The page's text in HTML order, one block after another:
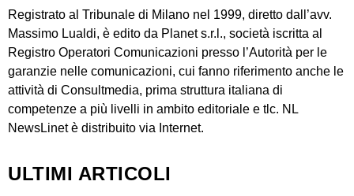
Registrato al Tribunale di Milano nel 1999, diretto dall’avv.
Massimo Lualdi, è edito da Planet s.r.l., società iscritta al
Registro Operatori Comunicazioni presso l’Autorità per le
garanzie nelle comunicazioni, cui fanno riferimento anche le
attività di Consultmedia, prima struttura italiana di
competenze a più livelli in ambito editoriale e tlc. NL
NewsLinet è distribuito via Internet.
ULTIMI ARTICOLI